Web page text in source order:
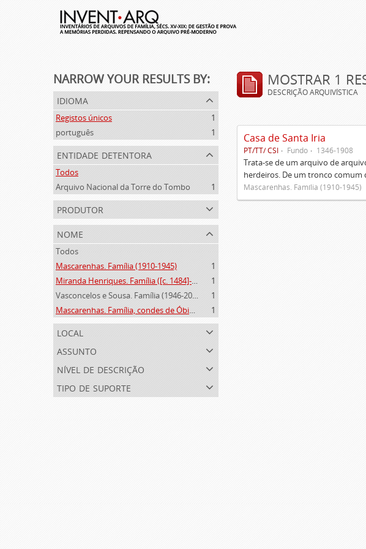
NARROW YOUR RESULTS BY:
idioma
Registos únicos
1
português
1
entidade detentora
Todos
Arquivo Nacional da Torre do Tombo
1
produtor
nome
Todos
Mascarenhas. Família (1910-1945)
1
Miranda Henriques. Família ([c. 1484]-[c.1745])
1
Vasconcelos e Sousa. Família (1946-2006)
1
Mascarenhas. Família, condes de Óbidos, Palma e Sabugal (1669-1910)
1
local
assunto
nível de descrição
tipo de suporte
MOSTRAR 1
DESCRIÇÃO ARQUIVÍSTICA
Casa de Santa Iria
PT/TT/ CSI Fundo 1346-1908
Trata-se de um arquivo de
herdeiros. De um tronco comum
Mascarenhas. Família (1910-1945)